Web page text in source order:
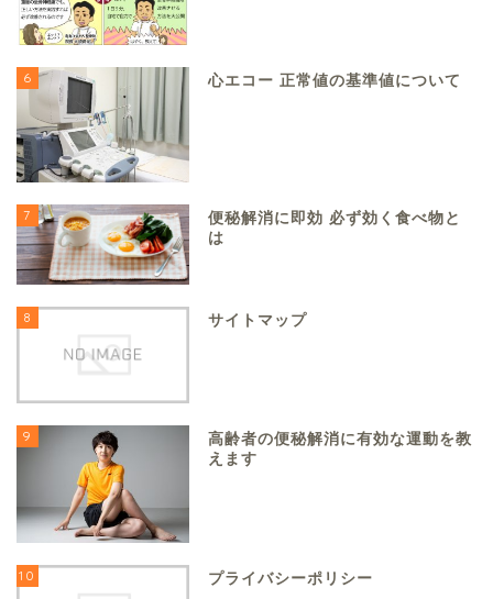
6 心エコー 正常値の基準値について
7
便秘解消に即効 必ず効く食べ物と
は
8 サイトマップ
9
高齢者の便秘解消に有効な運動を教
えます
10 プライバシーポリシー